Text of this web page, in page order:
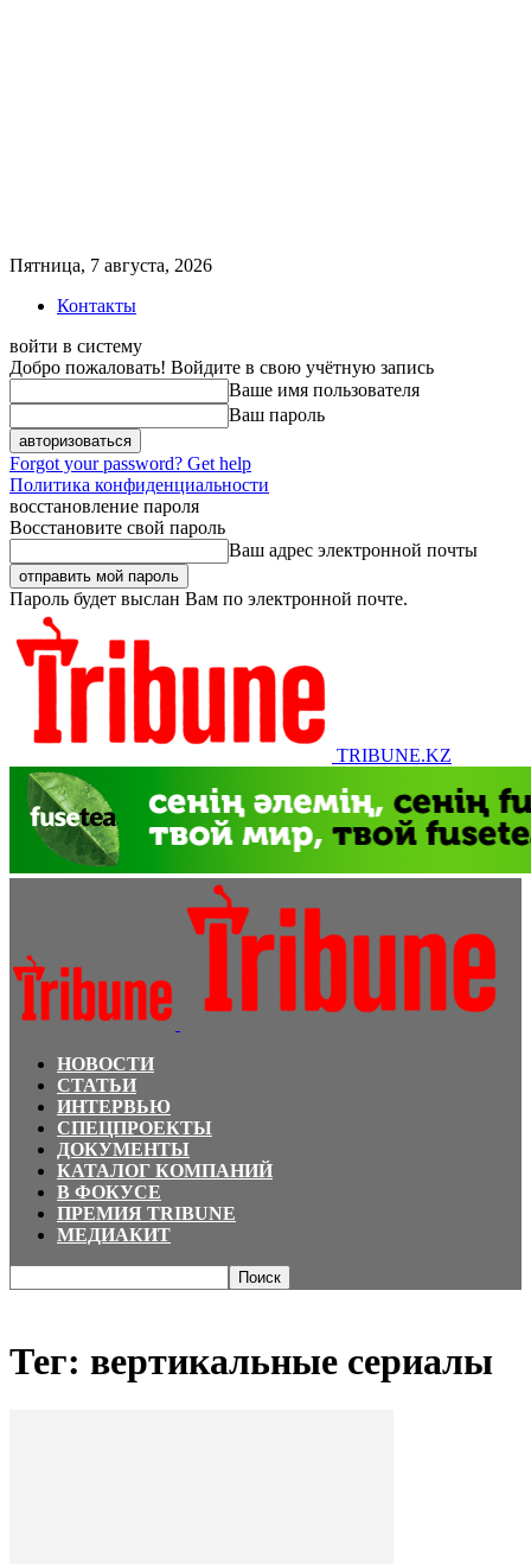
Пятница, 7 августа, 2026
Контакты
войти в систему
Добро пожаловать! Войдите в свою учётную запись
Ваше имя пользователя
Ваш пароль
Forgot your password? Get help
Политика конфиденциальности
восстановление пароля
Восстановите свой пароль
Ваш адрес электронной почты
Пароль будет выслан Вам по электронной почте.
TRIBUNE.KZ
НОВОСТИ
СТАТЬИ
ИНТЕРВЬЮ
СПЕЦПРОЕКТЫ
ДОКУМЕНТЫ
КАТАЛОГ КОМПАНИЙ
В ФОКУСЕ
ПРЕМИЯ TRIBUNE
МЕДИАКИТ
Тег: вертикальные сериалы